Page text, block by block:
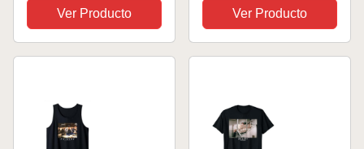
Frikis. Taza Cerámica.
330ml. Friends Unagi
Ver Producto
Ver Producto